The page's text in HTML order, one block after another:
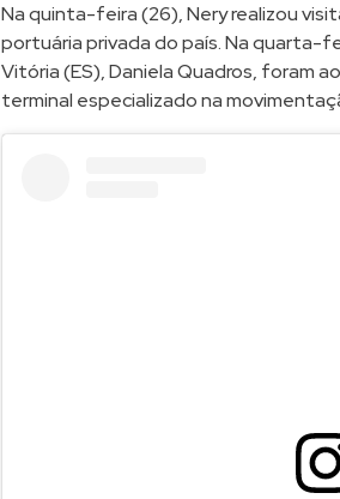
Na quinta-feira (26), Nery realizou
portuária privada do país. Na quarta-
Vitória (ES), Daniela Quadros, foram
terminal especializado na